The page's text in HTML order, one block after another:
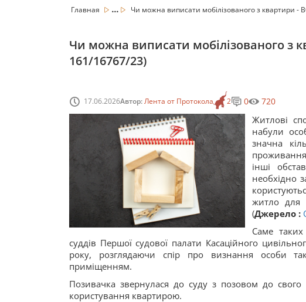
Главная ... Чи можна виписати мобілізованого з квартири -
Чи можна виписати мобілізованого з
161/16767/23)
17.06.2026Автор:Лента от Протокола 2 0 720
Житлові
набули
значна
інші
необхідно
житло для
(Джерело :
Саме
суддів Першої судової палати Касаційного
року, розглядаючи спір про визнання особи
приміщенням.
Позивачка звернулася до суду з позовом до
користування квартирою.